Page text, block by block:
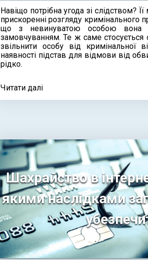
Навіщо потрібна угода зі слідством?
прискоренні розгляду кримінального
що з невинуватою особою вона
замовчуванням. Те ж саме стосується
звільнити особу від кримінальної
наявності підстав для відмови від
рідко.
Читати далі
Шахрайство в
якими наслідками